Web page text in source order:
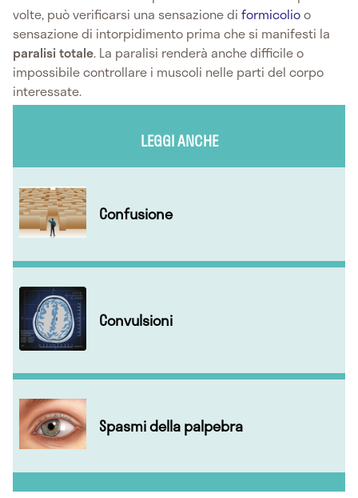
volte, può verificarsi una sensazione di formicolioo
sensazione di intorpidimento prima che si manifesti la
paralisi totale. La paralisi renderà anche difficile o
impossibile controllare i muscoli nelle parti del corpo
interessate.
LEGGI ANCHE
Confusione
Convulsioni
Spasmi della palpebra